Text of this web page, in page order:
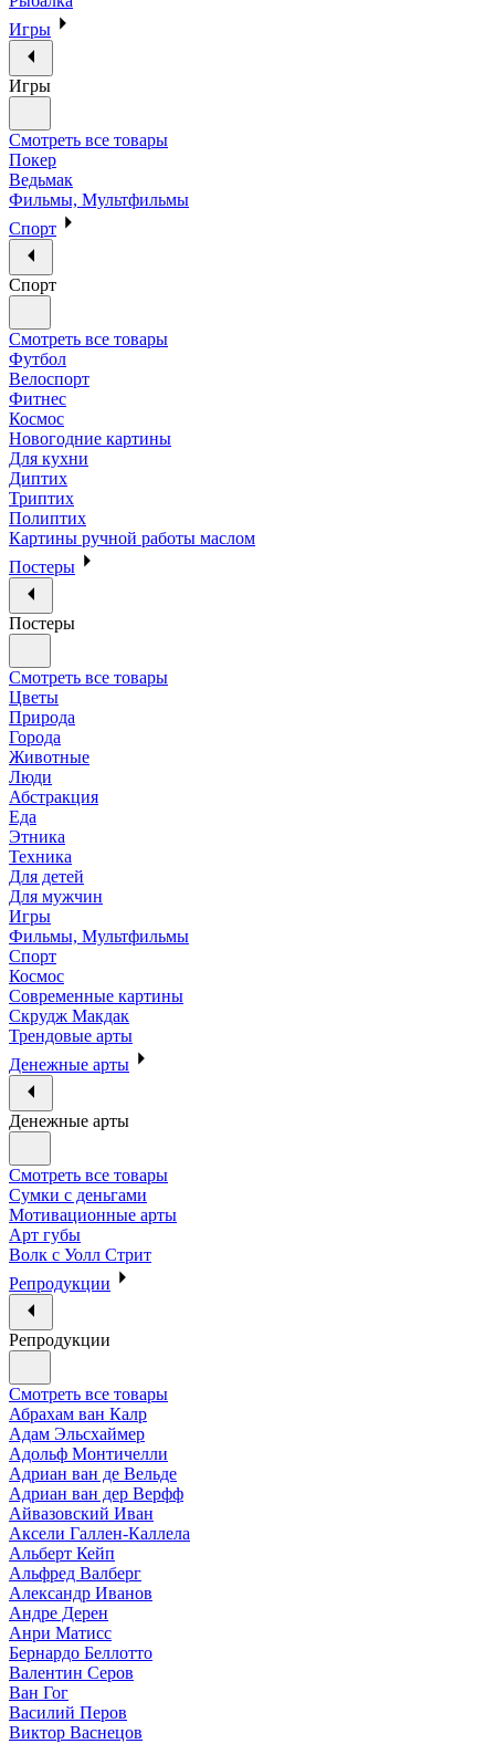
Игры
Игры
Смотреть все товары
Покер
Ведьмак
Фильмы, Мультфильмы
Спорт
Спорт
Смотреть все товары
Футбол
Велоспорт
Фитнес
Космос
Новогодние картины
Для кухни
Диптих
Триптих
Полиптих
Картины ручной работы маслом
Постеры
Постеры
Смотреть все товары
Цветы
Природа
Города
Животные
Люди
Абстракция
Еда
Этника
Техника
Для детей
Для мужчин
Игры
Фильмы, Мультфильмы
Спорт
Космос
Современные картины
Скрудж Макдак
Трендовые арты
Денежные арты
Денежные арты
Смотреть все товары
Сумки с деньгами
Мотивационные арты
Арт губы
Волк с Уолл Стрит
Репродукции
Репродукции
Смотреть все товары
Абрахам ван Калр
Адам Эльсхаймер
Адольф Монтичелли
Адриан ван де Вельде
Адриан ван дер Верфф
Айвазовский Иван
Аксели Галлен-Каллела
Альберт Кейп
Альфред Валберг
Александр Иванов
Андре Дерен
Анри Матисс
Бернардо Беллотто
Валентин Серов
Ван Гог
Василий Перов
Виктор Васнецов